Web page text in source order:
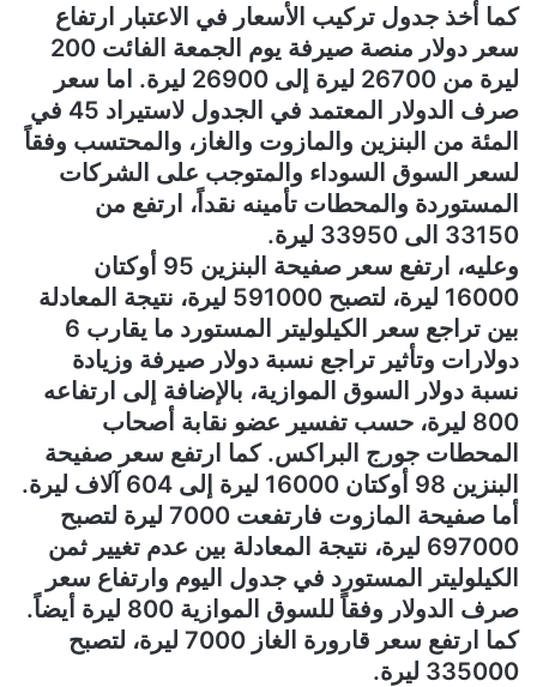
كما أخذ جدول تركيب الأسعار في الاعتبار ارتفاع
سعر دولار منصة صيرفة يوم الجمعة الفائت 200
ليرة من 26700 ليرة إلى 26900 ليرة. اما سعر
صرف الدولار المعتمد في الجدول لاستيراد 45 في
المئة من البنزين والمازوت والغاز، والمحتسب وفقاً
لسعر السوق السوداء والمتوجب على الشركات
المستوردة والمحطات تأمينه نقداً، ارتفع من
33150 الى 33950 ليرة.
وعليه، ارتفع سعر صفيحة البنزين 95 أوكتان
16000 ليرة، لتصبح 591000 ليرة، نتيجة المعادلة
بين تراجع سعر الكيلوليتر المستورد ما يقارب 6
دولارات وتأثير تراجع نسبة دولار صيرفة وزيادة
نسبة دولار السوق الموازية، بالإضافة إلى ارتفاعه
800 ليرة، حسب تفسير عضو نقابة أصحاب
المحطات جورج البراكس. كما ارتفع سعر صفيحة
البنزين 98 أوكتان 16000 ليرة إلى 604 آلاف ليرة.
أما صفيحة المازوت فارتفعت 7000 ليرة لتصبح
697000 ليرة، نتيجة المعادلة بين عدم تغيير ثمن
الكيلوليتر المستورد في جدول اليوم وارتفاع سعر
صرف الدولار وفقاً للسوق الموازية 800 ليرة أيضاً.
كما ارتفع سعر قارورة الغاز 7000 ليرة، لتصبح
335000 ليرة.